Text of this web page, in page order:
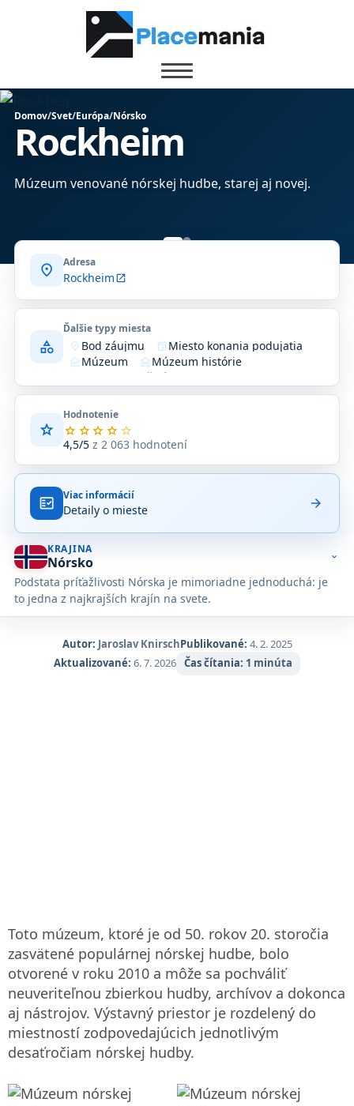
Domov/Svet/Európa/Nórsko
Rockheim
Múzeum venované nórskej hudbe, starej aj novej.
location_on Adresa
Rockheimopen_in_new
category
Ďalšie typy miesta
where_to_vote Bod záujmu event Miesto konania podujatia
museumMúzeum museumMúzeum histórie
Priestor pre živú hudbu
star
Hodnotenie
star star star star star
4,5/5z 2 063 hodnotení
Priemerné
hodnotenie
z
na
základe
2 063
hodnotení
na
Google
Maps.
fact_check Viac informácií
Detaily o mieste arrow_forward
KRAJINA
Nórsko
Podstata príťažlivosti Nórska je mimoriadne jednoduchá: je
to jedna z najkrajších krajín na svete.
expand_more
Autor: Jaroslav KnirschPublikované: 4. 2. 2025
Aktualizované: 6. 7. 2026 Čas čítania: 1 minúta
Toto múzeum, ktoré je od 50. rokov 20. storočia
zasvätené populárnej nórskej hudbe, bolo
otvorené v roku 2010 a môže sa pochváliť
neuveriteľnou zbierkou hudby, archívov a dokonca
aj nástrojov. Výstavný priestor je rozdelený do
miestností zodpovedajúcich jednotlivým
desaťročiam nórskej hudby.